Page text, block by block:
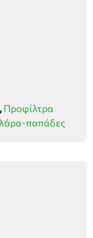
, Προφίλτρα
παπάδες